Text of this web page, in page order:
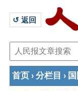
↺ 返回
首页 › 分栏目 ›